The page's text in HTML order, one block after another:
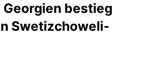
bestieg
Swetizchoweli-